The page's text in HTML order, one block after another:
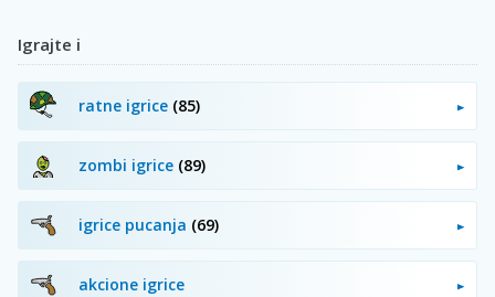
Igrajte i
ratne igrice (85)
zombi igrice (89)
igrice pucanja (69)
akcione igrice